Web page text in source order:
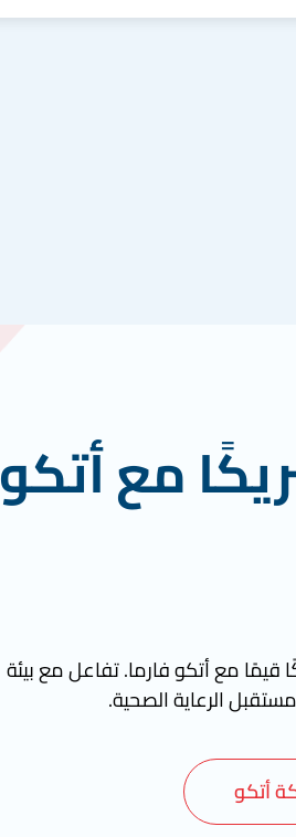
مع أتكو
مع أتكو فارما. تفاعل مع بيئة
الرعاية الصحية.
أتكو